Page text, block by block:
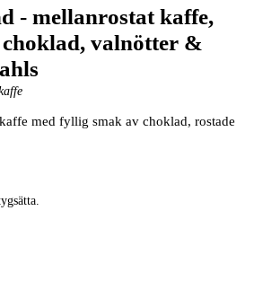
- mellanrostat kaffe,
valnötter &
med fyllig smak av choklad, rostade